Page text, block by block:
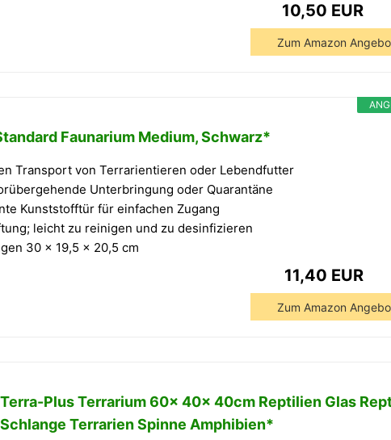
10,50 EUR
Zum Amazon
Faunarium Medium, Schwarz*
Transport von Terrarientieren oder Lebendfutter
Unterbringung oder Quarantäne
Kunststofftür für einfachen Zugang
leicht zu reinigen und zu desinfizieren
30 x 19,5 x 20,5 cm
11,40 EUR
Zum Amazon
Terra-Plus Terrarium 60x 40x 40cm Reptilien Glas
Terrarien Spinne Amphibien*